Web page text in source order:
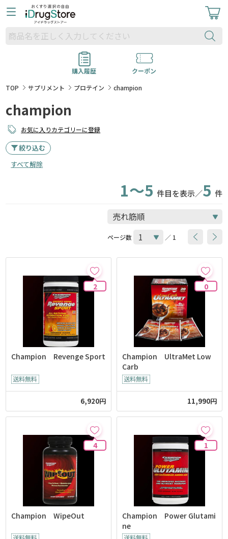
購入履歴
クーポン
TOP
サプリメント プロテイン champion
champion
お気に入りカテゴリーに登録
絞り込む
すべて解除
1～5 件目を表示／5 件
ページ数 ／ 1
2
Champion Revenge Sport
6,920円
0
Champion UltraMet Low
Carb
11,990円
4
Champion WipeOut
1
Champion Power Glutami
ne